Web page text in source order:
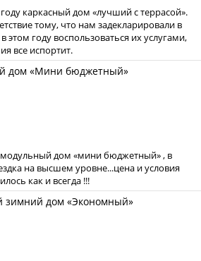
каркасный дом «лучший с террасой».
тому, что нам задекларировали в
этом году воспользоваться их услугами,
все испортит.
дом «мини бюджетный» , в
на высшем уровне...цена и условия
как и всегда !!!